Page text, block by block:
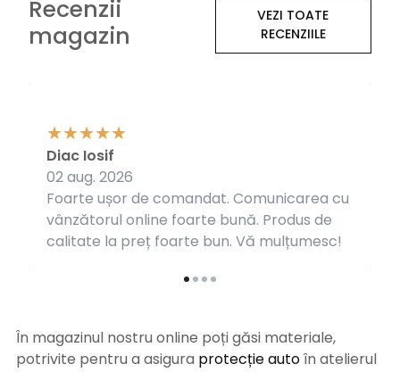
Recenzii
magazin
VEZI TOATE
RECENZIILE
Foarte ușor de comandat. Comunicarea cu
vânzătorul online foarte bună. Produs de
calitate la preț foarte bun. Vă mulțumesc!
Diac Iosif
02 aug. 2026
În magazinul nostru online poți găsi materiale,
potrivite pentru a asigura protecție autoîn atelierul